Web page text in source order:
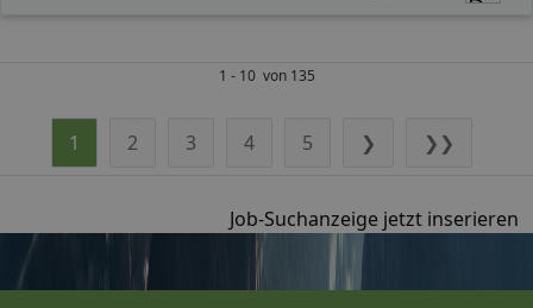
1 - 10 von 135
1 2 3 4 5 ❯ ❯❯
Job-Suchanzeige jetzt inserieren